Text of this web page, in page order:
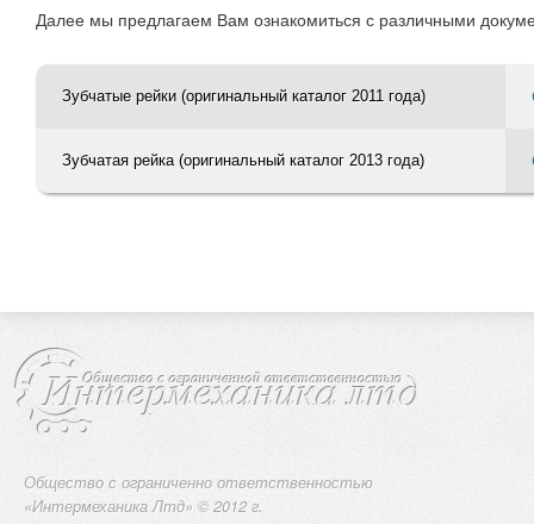
Далее мы предлагаем Вам ознакомиться с различными
Зубчатые рейки (оригинальный каталог 2011 года)
Зубчатая рейка (оригинальный каталог 2013 года)
Общество с ограниченно ответственностью
«Интермеханика Лтд» © 2012 г.